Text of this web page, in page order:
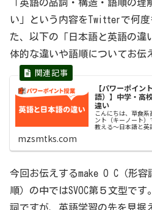
「英語の品詞・構造・語順の
い」という内容をTwitterで何
た、以下の「日本語と英語の違
体的な違いや語順についてお伝
【パワーポイン
語）】中学・高
違い
こんにちは、草食
ント（キーノート
教える〜日本語と英
んが在職している
mzsmtks.com
今回お伝えするmake O C（形
順）の中ではSVOC第５文型で
詞ですが、英語学習の先を見据